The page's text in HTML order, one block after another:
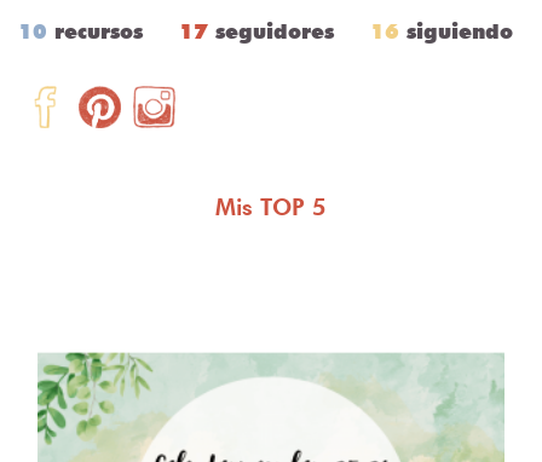
10 recursos 17 seguidores 16 siguiendo
Mis TOP 5